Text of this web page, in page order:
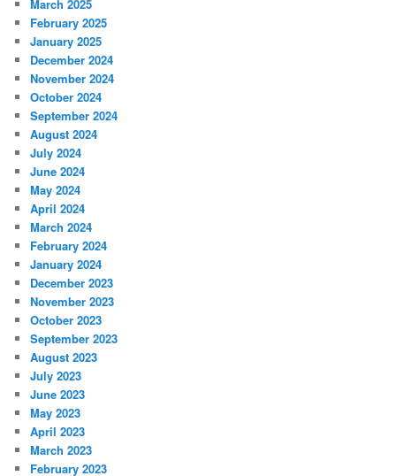
March 2025
February 2025
January 2025
December 2024
November 2024
October 2024
September 2024
August 2024
July 2024
June 2024
May 2024
April 2024
March 2024
February 2024
January 2024
December 2023
November 2023
October 2023
September 2023
August 2023
July 2023
June 2023
May 2023
April 2023
March 2023
February 2023